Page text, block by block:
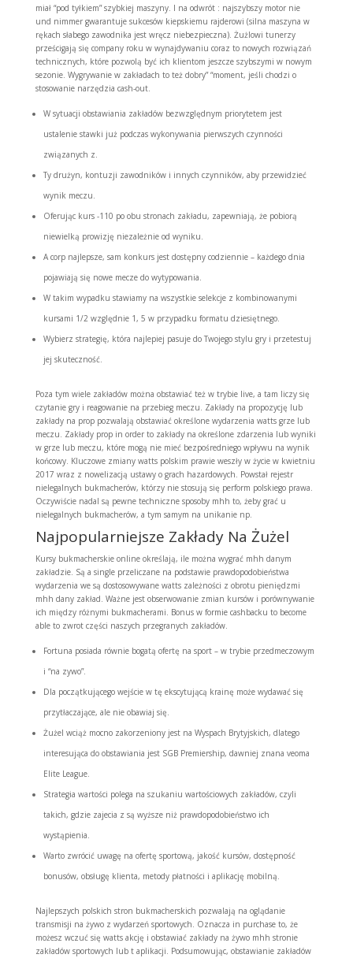
miał “pod tyłkiem” szybkiej maszyny. I na odwrót : najszybszy motor nie
und nimmer gwarantuje sukcesów kiepskiemu rajderowi (silna maszyna w
rękach słabego zawodnika jest wręcz niebezpieczna). Żużlowi tunerzy
prześcigają się company roku w wynajdywaniu coraz to nowych rozwiązań
technicznych, które pozwolą być ich klientom jeszcze szybszymi w nowym
sezonie. Wygrywanie w zakładach to też dobry” “moment, jeśli chodzi o
stosowanie narzędzia cash-out.
W sytuacji obstawiania zakładów bezwzględnym priorytetem jest
ustalenie stawki już podczas wykonywania pierwszych czynności
związanych z.
Ty drużyn, kontuzji zawodników i innych czynników, aby przewidzieć
wynik meczu.
Oferując kurs -110 po obu stronach zakładu, zapewniają, że pobiorą
niewielką prowizję niezależnie od wyniku.
A corp najlepsze, sam konkurs jest dostępny codziennie – każdego dnia
pojawiają się nowe mecze do wytypowania.
W takim wypadku stawiamy na wszystkie selekcje z kombinowanymi
kursami 1/2 względnie 1, 5 w przypadku formatu dziesiętnego.
Wybierz strategię, która najlepiej pasuje do Twojego stylu gry i przetestuj
jej skuteczność.
Poza tym wiele zakładów można obstawiać też w trybie live, a tam liczy się
czytanie gry i reagowanie na przebieg meczu. Zakłady na propozycję lub
zakłady na prop pozwalają obstawiać określone wydarzenia watts grze lub
meczu. Zakłady prop in order to zakłady na określone zdarzenia lub wyniki
w grze lub meczu, które mogą nie mieć bezpośredniego wpływu na wynik
końcowy. Kluczowe zmiany watts polskim prawie weszły w życie w kwietniu
2017 wraz z nowelizacją ustawy o grach hazardowych. Powstał rejestr
nielegalnych bukmacherów, którzy nie stosują się perform polskiego prawa.
Oczywiście nadal są pewne techniczne sposoby mhh to, żeby grać u
nielegalnych bukmacherów, a tym samym na unikanie np.
Najpopularniejsze Zakłady Na Żużel
Kursy bukmacherskie online określają, ile można wygrać mhh danym
zakładzie. Są a single przeliczane na podstawie prawdopodobieństwa
wydarzenia we są dostosowywane watts zależności z obrotu pieniędzmi
mhh dany zakład. Ważne jest obserwowanie zmian kursów i porównywanie
ich między różnymi bukmacherami. Bonus w formie cashbacku to become
able to zwrot części naszych przegranych zakładów.
Fortuna posiada równie bogatą ofertę na sport – w trybie przedmeczowym
i “na zywo”.
Dla początkującego wejście w tę ekscytującą krainę może wydawać się
przytłaczające, ale nie obawiaj się.
Żużel wciąż mocno zakorzeniony jest na Wyspach Brytyjskich, dlatego
interesująca do obstawiania jest SGB Premiership, dawniej znana veoma
Elite League.
Strategia wartości polega na szukaniu wartościowych zakładów, czyli
takich, gdzie zajecia z są wyższe niż prawdopodobieństwo ich
wystąpienia.
Warto zwrócić uwagę na ofertę sportową, jakość kursów, dostępność
bonusów, obsługę klienta, metody płatności i aplikację mobilną.
Najlepszych polskich stron bukmacherskich pozwalają na oglądanie
transmisji na żywo z wydarzeń sportowych. Oznacza in purchase to, że
możesz wczuć się watts akcję i obstawiać zakłady na żywo mhh stronie
zakładów sportowych lub t aplikacji. Podsumowując, obstawianie zakładów